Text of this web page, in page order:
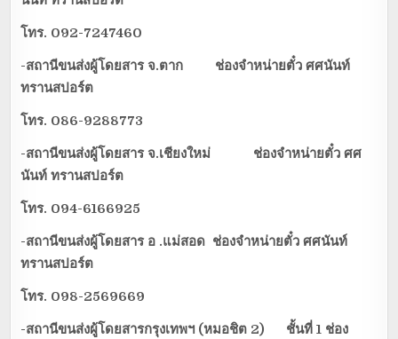
โทร. 092-7247460
-สถานีขนส่งผู้โดยสาร จ.ตาก ช่องจำหน่ายตั๋ว ศศนันท์
ทรานสปอร์ต
โทร. 086-9288773
-สถานีขนส่งผู้โดยสาร จ.เชียงใหม่ ช่องจำหน่ายตั๋ว ศศ
นันท์ ทรานสปอร์ต
โทร. 094-6166925
-สถานีขนส่งผู้โดยสาร อ .แม่สอด ช่องจำหน่ายตั๋ว ศศนันท์
ทรานสปอร์ต
โทร. 098-2569669
-สถานีขนส่งผู้โดยสารกรุงเทพฯ (หมอชิต 2) ชั้นที่ 1 ช่อง